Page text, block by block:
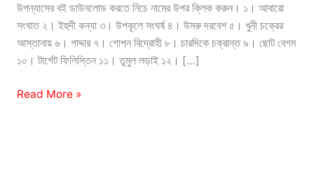
উপন্যাসের বই ডাউনলোড করতে নিচে নামের উপর ক্লিক করুন। ১। আবারো
সংঘাত ২। ইহুদী কন্যা ৩। উপকূলে সংঘর্ষ ৪। উমরু দরবেশ ৫। খুনী চক্রের
আস্তানায় ৬। গাদ্দার ৭। গোপন বিদ্রোহী ৮। চারদিকে চক্রান্ত ৯। ছোট বেগম
১০। টার্গেট ফিলিস্তিন ১১। তুমুল লড়াই ১২। […]
আসাদ
Read More »